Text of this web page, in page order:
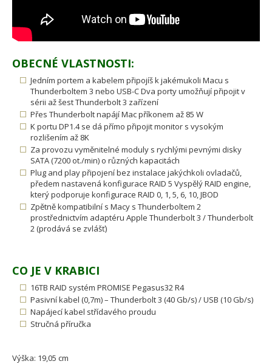
OBECNÉ VLASTNOSTI:
Jedním portem a kabelem připojíš k jakémukoli Macu s
Thunderboltem 3 nebo USB-C Dva porty umožňují připojit v
sérii až šest Thunderbolt 3 zařízení
Přes Thunderbolt napájí Mac příkonem až 85 W
K portu DP1.4 se dá přímo připojit monitor s vysokým
rozlišením až 8K
Za provozu vyměnitelné moduly s rychlými pevnými disky
SATA (7200 ot./min) o různých kapacitách
Plug and play připojení bez instalace jakýchkoli ovladačů,
předem nastavená konfigurace RAID 5 Vyspělý RAID engine,
který podporuje konfigurace RAID 0, 1, 5, 6, 10, JBOD
Zpětně kompatibilní s Macy s Thunderboltem 2
prostřednictvím adaptéru Apple Thunderbolt 3 / Thunderbolt
2 (prodává se zvlášť)
CO JE V KRABICI
16TB RAID systém PROMISE Pegasus32 R4
Pasivní kabel (0,7m) – Thunderbolt 3 (40 Gb/s) / USB (10 Gb/s)
Napájecí kabel střídavého proudu
Stručná příručka
Výška: 19,05 cm